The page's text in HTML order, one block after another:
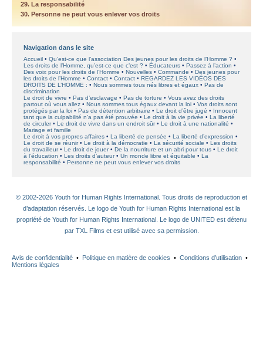
29. La responsabilité
30. Personne ne peut vous enlever vos droits
Navigation dans le site
Accueil
Qu’est-ce que l’association Des jeunes pour les droits de l’Homme ?
Les droits de l’Homme, qu’est-ce que c’est ?
Éducateurs
Passez à l’action
Des voix pour les droits de l’Homme
Nouvelles Commande
Des jeunes pour
les droits de l’Homme
Contact Contact
REGARDEZ LES VIDÉOS DES
DROITS DE L’HOMME :
Nous sommes tous nés libres et égaux
Pas de
discrimination
Le droit de vivre
Pas d’esclavage Pas de torture
Vous avez des droits
partout où vous allez
Nous sommes tous égaux devant la loi
Vos droits sont
protégés par la loi
Pas de détention arbitraire Le droit d’être jugé
Innocent
tant que la culpabilité n’a pas été prouvée
Le droit à la vie privée
La liberté
de circuler
Le droit de vivre dans un endroit sûr
Le droit à une nationalité
Mariage et famille
Le droit à vos propres affaires
La liberté de pensée
La liberté d’expression
Le droit de se réunir
Le droit à la démocratie La sécurité sociale
Les droits
du travailleur
Le droit de jouer De la nourriture et un abri pour tous
Le droit
à l’éducation
Les droits d’auteur Un monde libre et équitable
La
responsabilité
Personne ne peut vous enlever vos droits
© 2002-2026 Youth for Human Rights International. Tous droits de reproduction et
d’adaptation réservés. Le logo de Youth for Human Rights International est la
propriété de Youth for Human Rights International. Le logo de UNITED est détenu
par TXL Films et est utilisé avec sa permission.
Avis de confidentialité • Politique en matière de cookies • Conditions d’utilisation •
Mentions légales